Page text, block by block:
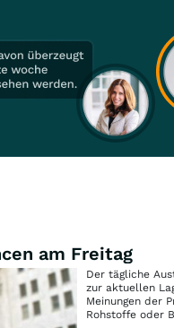
am Freitag
Der tägliche
zur aktuellen
Meinungen der
Rohstoffe oder